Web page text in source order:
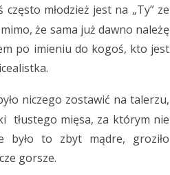
często młodzież jest na „Ty” ze
że sama już dawno należę
po imieniu do kogoś, kto jest
niczego zostawić na talerzu,
tłustego mięsa, za którym nie
było to zbyt mądre, groziło
gorsze.